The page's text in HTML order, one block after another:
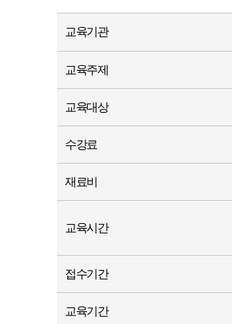
교육기관
교육주제
교육대상
수강료
재료비
교육시간
접수기간
교육기간